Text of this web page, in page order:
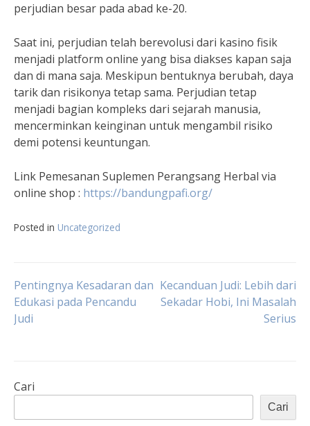
perjudian besar pada abad ke-20.
Saat ini, perjudian telah berevolusi dari kasino fisik
menjadi platform online yang bisa diakses kapan saja
dan di mana saja. Meskipun bentuknya berubah, daya
tarik dan risikonya tetap sama. Perjudian tetap
menjadi bagian kompleks dari sejarah manusia,
mencerminkan keinginan untuk mengambil risiko
demi potensi keuntungan.
Link Pemesanan Suplemen Perangsang Herbal via
online shop : https://bandungpafi.org/
Posted in Uncategorized
Navigasi
pos
Pentingnya Kesadaran dan
Edukasi pada Pencandu
Judi
Kecanduan Judi: Lebih dari
Sekadar Hobi, Ini Masalah
Serius
Cari
Cari